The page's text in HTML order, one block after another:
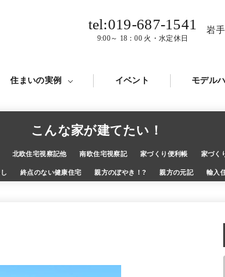
tel:019-687-1541
9:00～ 18：00 火・水定休日
岩
住まいの実例 イベント モデル
こんな家が建てたい！
北欧住宅視察記他 南欧住宅視察記 家づくり便利帳 家づく
終点のない健康住宅 親方のぼやき！? 親方の元記 輸入